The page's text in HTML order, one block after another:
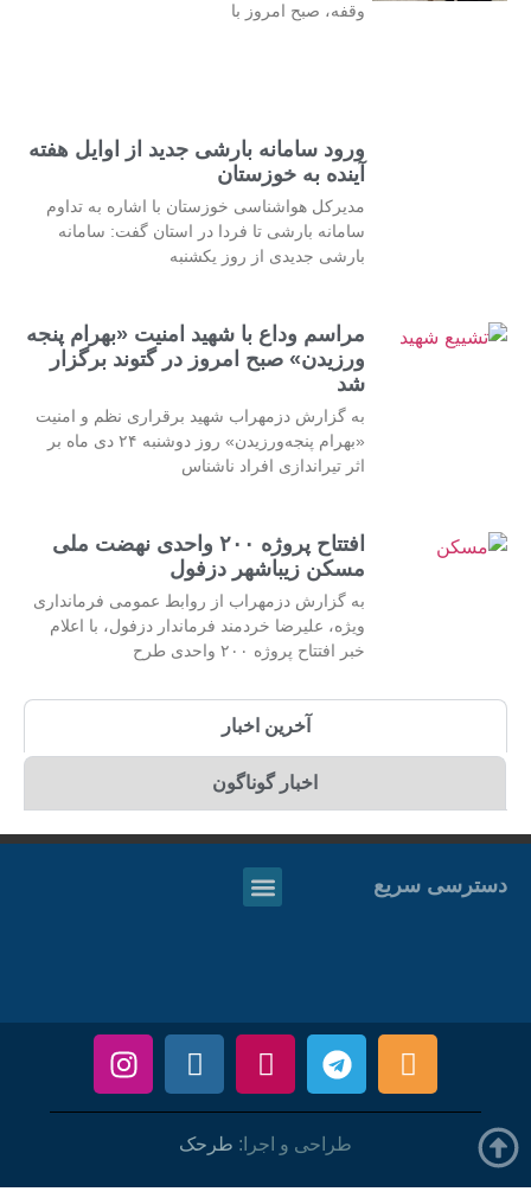
وقفه، صبح امروز با
ورود سامانه بارشی جدید از اوایل هفته
آینده به خوزستان
مدیرکل هواشناسی خوزستان با اشاره به تداوم
سامانه بارشی تا فردا در استان گفت: سامانه
بارشی جدیدی از روز یکشنبه
مراسم وداع با شهید امنیت «بهرام پنجه
ورزیدن» صبح امروز در گتوند برگزار
شد
به گزارش دزمهراب شهید برقراری نظم و امنیت
«بهرام پنجه‌ورزیدن» روز دوشنبه ۲۴ دی ماه بر
اثر تیراندازی افراد ناشناس
افتتاح پروژه ۲۰۰ واحدی نهضت ملی
مسکن زیباشهر دزفول
به گزارش دزمهراب از روابط عمومی فرمانداری
ویژه، علیرضا خردمند فرماندار دزفول، با اعلام
خبر افتتاح پروژه ۲۰۰ واحدی طرح
آخرین اخبار
اخبار گوناگون
دسترسی سریع
طراحی و اجرا: طرحک